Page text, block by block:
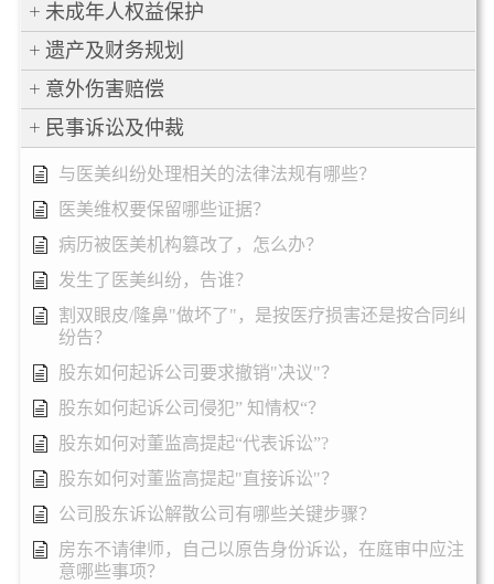
未成年人权益保护
遗产及财务规划
意外伤害赔偿
民事诉讼及仲裁
与医美纠纷处理相关的法律法规有哪些？
医美维权要保留哪些证据？
病历被医美机构篡改了，怎么办？
发生了医美纠纷，告谁？
割双眼皮/隆鼻"做坏了"，是按医疗损害还是按合同纠
纷告？
股东如何起诉公司要求撤销"决议"？
股东如何起诉公司侵犯” 知情权“？
股东如何对董监高提起“代表诉讼”?
股东如何对董监高提起"直接诉讼"？
公司股东诉讼解散公司有哪些关键步骤？
房东不请律师，自己以原告身份诉讼，在庭审中应注
意哪些事项？